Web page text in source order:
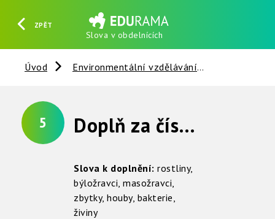
ZPĚT
Slova v obdelnících
HLEDAT REGISTROVAT PŘIHLÁSIT SE
Úvod Environmentální vzdělávání
5 Doplň za čísla v obdelníčkách slova tak, jak probíhá oběh látek v přírodě
Slova k doplnění: rostliny,
býložravci, masožravci,
zbytky, houby, bakterie,
živiny